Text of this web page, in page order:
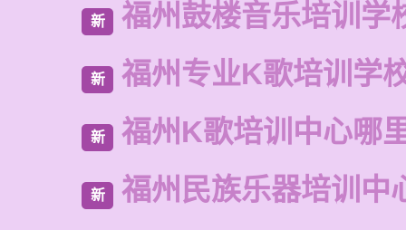
新 福州鼓楼音乐培训学
新 福州专业K歌培训学
新 福州K歌培训中心哪
新 福州民族乐器培训中